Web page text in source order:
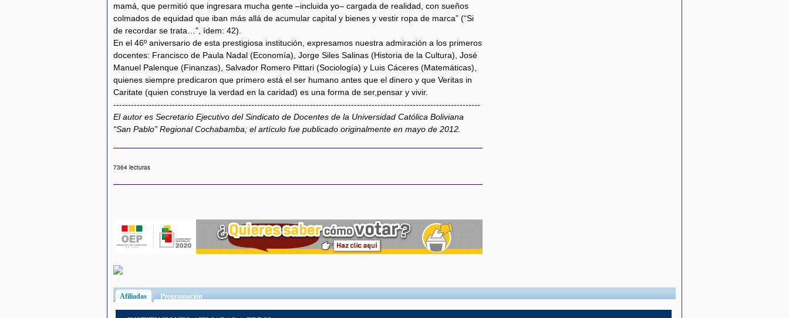
mamá, que permitió que ingresara mucha gente –incluida yo– cargada de realidad, con sueños
colmados de equidad que iban más allá de acumular capital y bienes y vestir ropa de marca” (“Si
de recordar se trata…”, ídem: 42).
En el 46º aniversario de esta prestigiosa institución, expresamos nuestra admiración a los primeros
docentes: Francisco de Paula Nadal (Economía), Jorge Siles Salinas (Historia de la Cultura), José
Manuel Palenque (Finanzas), Salvador Romero Pittari (Sociología) y Luis Cáceres (Matemáticas),
quienes siempre predicaron que primero está el ser humano antes que el dinero y que Veritas in
Caritate (quien construye la verdad en la caridad) es una forma de ser,pensar y vivir.
-----------------------------------------------------------------------------------------------------------------------------
El autor es Secretario Ejecutivo del Sindicato de Docentes de la Universidad Católica Boliviana
“San Pablo” Regional Cochabamba; el artículo fue publicado originalmente en mayo de 2012.
7364 lecturas
Afiliadas (solapa activa)
Programación